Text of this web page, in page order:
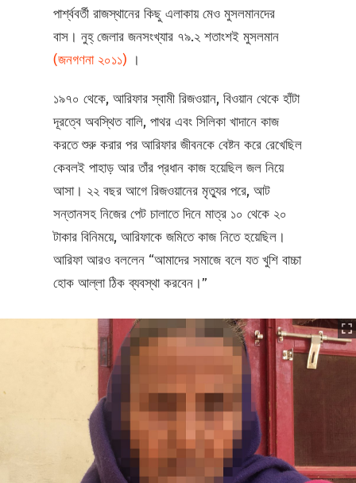
পার্শ্ববর্তী রাজস্থানের কিছু এলাকায় মেও মুসলমানদের
বাস। নুহ্‌ জেলার জনসংখ্যার ৭৯.২ শতাংশই মুসলমান
(জনগণনা ২০১১) ।
১৯৭০ থেকে, আরিফার স্বামী রিজওয়ান, বিওয়ান থেকে হাঁটা
দূরত্বে অবস্থিত বালি, পাথর এবং সিলিকা খাদানে কাজ
করতে শুরু করার পর আরিফার জীবনকে বেষ্টন করে রেখেছিল
কেবলই পাহাড় আর তাঁর প্রধান কাজ হয়েছিল জল নিয়ে
আসা। ২২ বছর আগে রিজওয়ানের মৃত্যুর পরে, আট
সন্তানসহ নিজের পেট চালাতে দিনে মাত্র ১০ থেকে ২০
টাকার বিনিময়ে, আরিফাকে জমিতে কাজ নিতে হয়েছিল।
আরিফা আরও বললেন “আমাদের সমাজে বলে যত খুশি বাচ্চা
হোক আল্লা ঠিক ব্যবস্থা করবেন।”